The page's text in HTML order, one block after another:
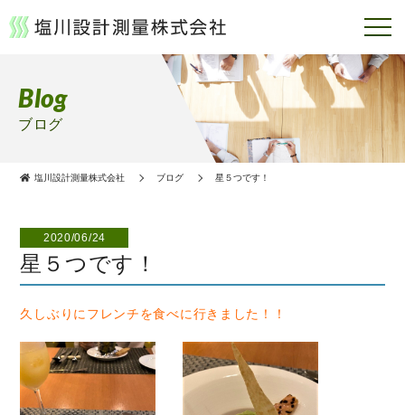
Blog
ブログ
塩川設計測量株式会社 ブログ 星５つです！
2020/06/24
星５つです！
久しぶりにフレンチを食べに行きました！！